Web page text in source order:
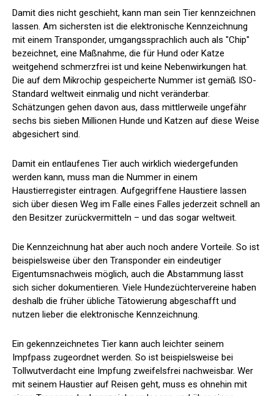
Damit dies nicht geschieht, kann man sein Tier kennzeichnen
lassen. Am sichersten ist die elektronische Kennzeichnung
mit einem Transponder, umgangssprachlich auch als "Chip"
bezeichnet, eine Maßnahme, die für Hund oder Katze
weitgehend schmerzfrei ist und keine Nebenwirkungen hat.
Die auf dem Mikrochip gespeicherte Nummer ist gemäß ISO-
Standard weltweit einmalig und nicht veränderbar.
Schätzungen gehen davon aus, dass mittlerweile ungefähr
sechs bis sieben Millionen Hunde und Katzen auf diese Weise
abgesichert sind.
Damit ein entlaufenes Tier auch wirklich wiedergefunden
werden kann, muss man die Nummer in einem
Haustierregister eintragen. Aufgegriffene Haustiere lassen
sich über diesen Weg im Falle eines Falles jederzeit schnell an
den Besitzer zurückvermitteln – und das sogar weltweit.
Die Kennzeichnung hat aber auch noch andere Vorteile. So ist
beispielsweise über den Transponder ein eindeutiger
Eigentumsnachweis möglich, auch die Abstammung lässt
sich sicher dokumentieren. Viele Hundezüchtervereine haben
deshalb die früher übliche Tätowierung abgeschafft und
nutzen lieber die elektronische Kennzeichnung.
Ein gekennzeichnetes Tier kann auch leichter seinem
Impfpass zugeordnet werden. So ist beispielsweise bei
Tollwutverdacht eine Impfung zweifelsfrei nachweisbar. Wer
mit seinem Haustier auf Reisen geht, muss es ohnehin mit